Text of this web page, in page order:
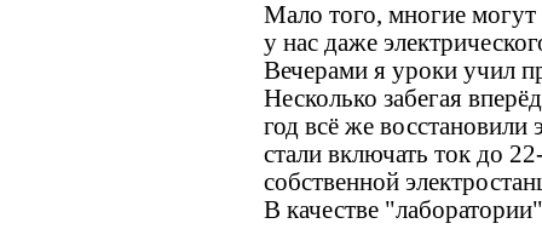
Мало того, многие могут
у нас даже
Вечерами я уроки учил
Несколько забегая
год всё же
стали включать ток до
собственной
В качестве